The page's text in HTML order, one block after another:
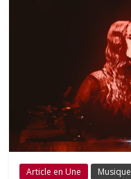
Article en Une Musique